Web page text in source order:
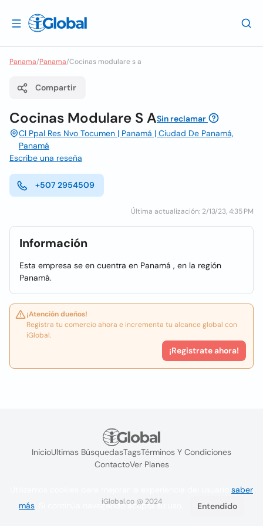
Panama/Panama/Cocinas modulare s a
Compartir
Cocinas Modulare S ASin reclamar
Cl Ppal Res Nvo Tocumen | Panamá | Ciudad De Panamá,
Panamá
Escribe una reseña
+507 2954509
Última actualización: 2/13/23, 4:35 PM
Información
Esta empresa se en cuentra en Panamá , en la región
Panamá.
¡Atención dueños!
Registra tu comercio ahora e incrementa tu alcance global con
iGlobal.
¡Registrate ahora!
InicioUltimas BúsquedasTagsTérminos Y Condiciones
ContactoVer Planes
iGlobal.co @ 2024
saber
más . Si continúa navegando acepta su uso. Entendido